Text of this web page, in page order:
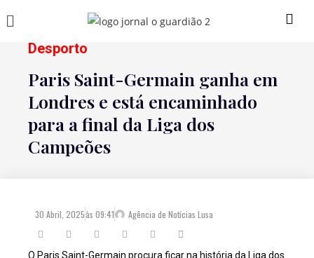
Desporto
Paris Saint-Germain ganha em
Londres e está encaminhado
para a final da Liga dos
Campeões
30 Abril, 2025às 09:41 Agência de Notícias Lusa
O Paris Saint-Germain procura ficar na história da Liga dos